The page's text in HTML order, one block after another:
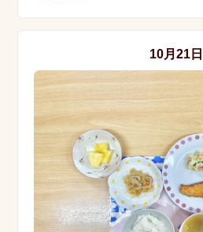
10月21日